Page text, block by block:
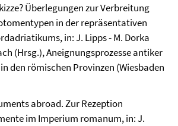
Überlegungen zur Verbreitung
in der repräsentativen
in: J. Lipps - M. Dorka
(Hrsg.), Aneignungsprozesse antiker
den römischen Provinzen (Wiesbaden
abroad. Zur Rezeption
im Imperium romanum, in: J.